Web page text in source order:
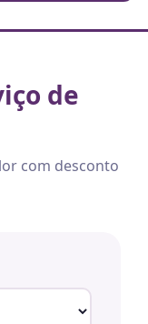
de
com desconto